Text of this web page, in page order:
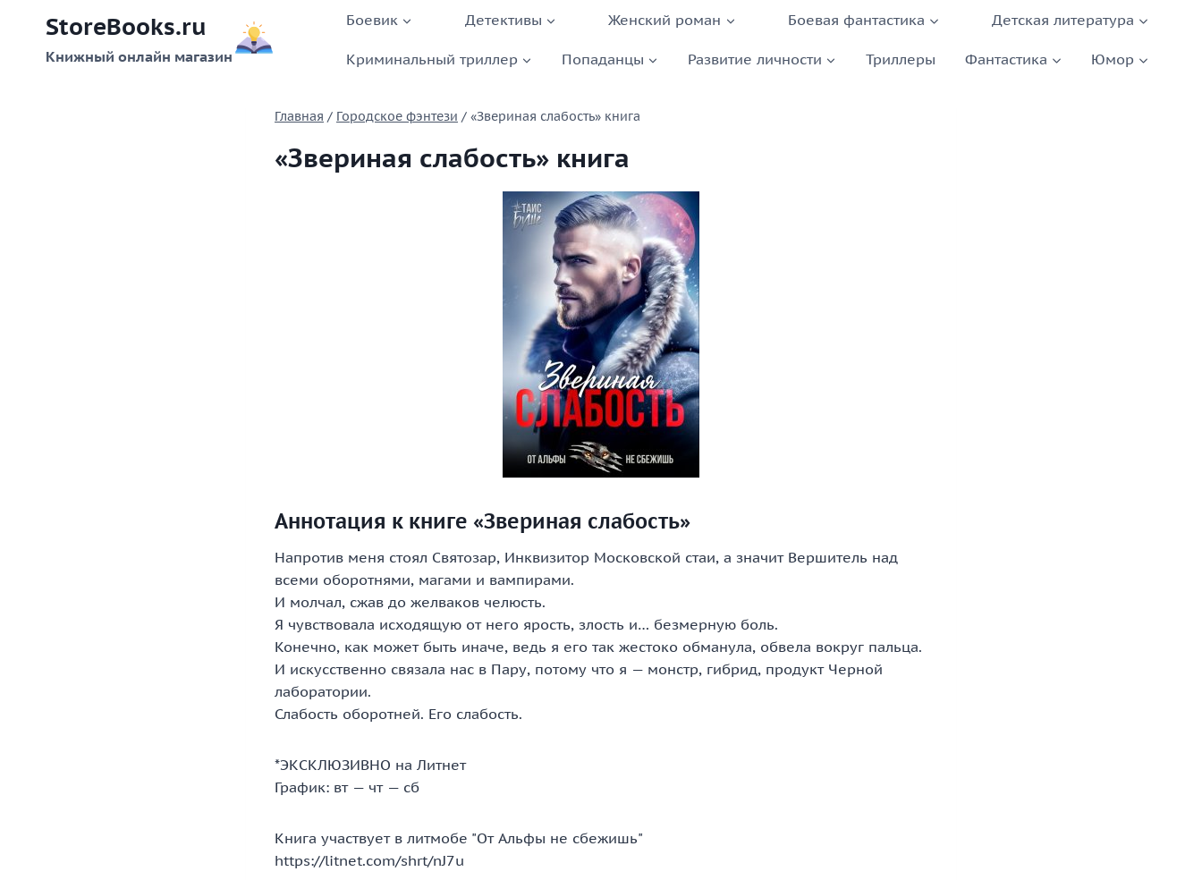
содержимому
StoreBooks.ru
Книжный онлайн магазин
Боевик Детективы Женский роман Боевая фантастика Детская литература
Криминальный триллер Попаданцы Развитие личности Триллеры Фантастика Юмор
Главная / Городское фэнтези / «Звериная слабость» книга
«Звериная слабость» книга
Аннотация к книге «Звериная слабость»
Напротив меня стоял Святозар, Инквизитор Московской стаи, а значит Вершитель над
всеми оборотнями, магами и вампирами.
И молчал, сжав до желваков челюсть.
Я чувствовала исходящую от него ярость, злость и… безмерную боль.
Конечно, как может быть иначе, ведь я его так жестоко обманула, обвела вокруг пальца.
И искусственно связала нас в Пару, потому что я — монстр, гибрид, продукт Черной
лаборатории.
Слабость оборотней. Его слабость.
*ЭКСКЛЮЗИВНО на Литнет
График: вт — чт — сб
Книга участвует в литмобе "От Альфы не сбежишь"
https://litnet.com/shrt/nJ7u